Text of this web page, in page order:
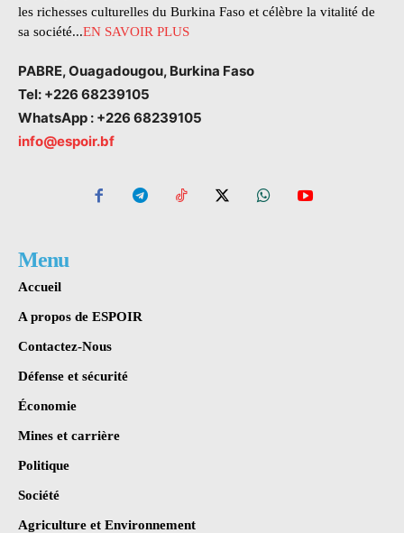
les richesses culturelles du Burkina Faso et célèbre la vitalité de
sa société...EN SAVOIR PLUS
PABRE, Ouagadougou, Burkina Faso
Tel: +226 68239105
WhatsApp : +226 68239105
info@espoir.bf
Menu
Accueil
A propos de ESPOIR
Contactez-Nous
Défense et sécurité
Économie
Mines et carrière
Politique
Société
Agriculture et Environnement